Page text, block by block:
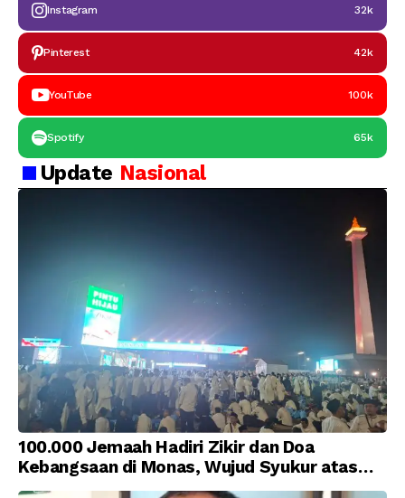
Instagram 32k
Pinterest 42k
YouTube 100k
Spotify 65k
Update Nasional
100.000 Jemaah Hadiri Zikir dan Doa
Kebangsaan di Monas, Wujud Syukur atas
Kemerdekaan Indonesia